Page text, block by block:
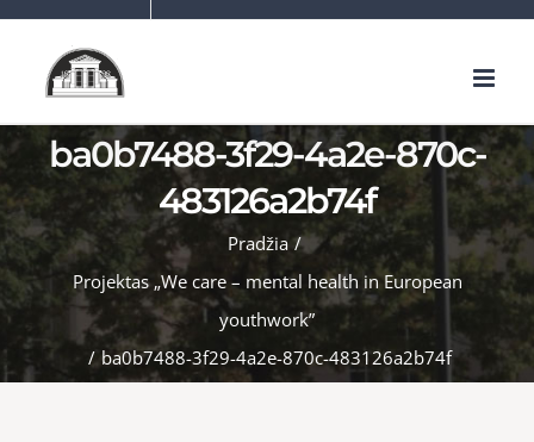
ba0b7488-3f29-4a2e-870c-
483126a2b74f
Pradžia /
Projektas „We care – mental health in European
youthwork”
/ ba0b7488-3f29-4a2e-870c-483126a2b74f